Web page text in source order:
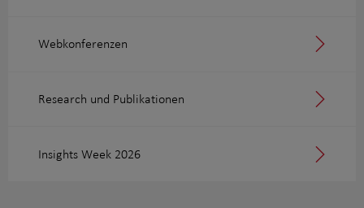
Webkonferenzen
Research und Publikationen
Insights Week 2026